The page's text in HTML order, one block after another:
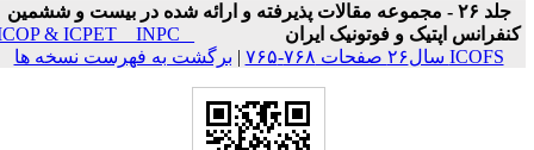
جلد ۲۶ - مجموعه مقالات پذیرفته و ارائه شده در بیست و ششمین
کنفرانس اپتیک و فوتونیک ایران
ICOP & ICPET _ INPC _
ICOFS سال۲۶ صفحات ۷۶۸-۷۶۵
|برگشت به فهرست نسخه ها